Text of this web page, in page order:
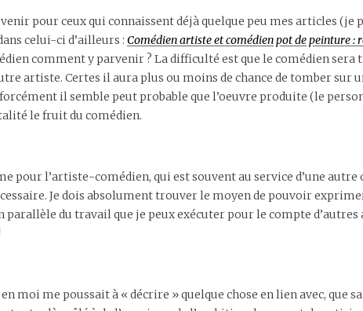
pour ceux qui connaissent déjà quelque peu mes articles (je
celui-ci d’ailleurs : Comédien artiste et comédien pot de peinture :
comment y parvenir ? La difficulté est que le comédien sera
artiste. Certes il aura plus ou moins de chance de tomber sur
il semble peut probable que l’oeuvre produite (le
le fruit du comédien.
pour l’artiste-comédien, qui est souvent au service d’une autre
Je dois absolument trouver le moyen de pouvoir
parallèle du travail que je peux exécuter pour le compte
moi me poussait à « décrire » quelque chose en lien avec, que